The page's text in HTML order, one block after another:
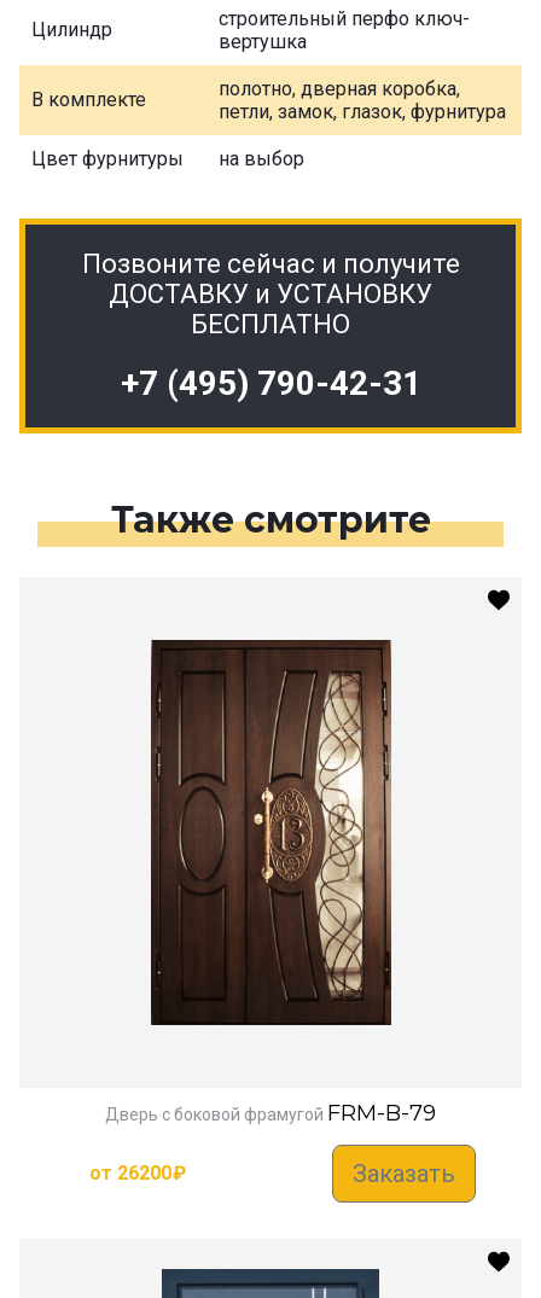
Цилиндр
строительный перфо ключ-
вертушка
В комплекте
полотно, дверная коробка,
петли, замок, глазок, фурнитура
Цвет фурнитуры на выбор
Позвоните сейчас и получите
ДОСТАВКУ и УСТАНОВКУ
БЕСПЛАТНО
+7 (495) 790-42-31
Также смотрите
Дверь с боковой фрамугой FRM-B-79
от 26200₽ Заказать